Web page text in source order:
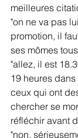
meilleures
"on ne va pas
promotion, il
ses mômes
"allez, il est
19 heures
ceux qui ont
chercher se
réfléchir avant
"non,